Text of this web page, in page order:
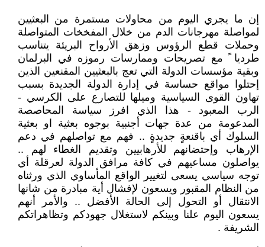
إن ما يجري اليوم من محاولات مستمرة من البعثيين
لمواصلة مهرجانات الدم من خلال المفخخات المتواصلة
وحملات قطع الرؤوس وزهق الأرواح البريئة يتناسب
طرديا ً مع تصريحات وممارسات رموزه في البرلمان
وبقية مؤسسات الدولة التي تعج بالبعثيين المقنعين الذين
إحتلوا مواقع حساسة في إدارة الدولة الجديدة بسبب
تهاون القوى السياسية وميلها للتصارع على الكرسي -
الرب المعبود - هذا الذي افرز سياسة المحاصصة
المدعومة من عدة جهات أجنبية بوجوه بعثية او بعثية
السلوك أي باقنعةٍ جديدةٍ .. فهم مع تواصلهم في دعم
الإرهاب وإحتضانهم للأرهابيين وتقديم الغطاء لهم ..
يواصلون مساعيهم في كافة مرافق الدولة لعرقلة أي
توجه سياسي يسعى لتغيير الواقع المأساوي الذي ورثناه
من النظام المقبور ويسعون لإفشال أية مبادرة من شانها
الانتقال أو التحول إلى الحالة الأفضل .. والأمر أنهم
يسعون اليوم علنا وبينكم لاستغلال جهودكم وتظاهراتكم
الشريفة .